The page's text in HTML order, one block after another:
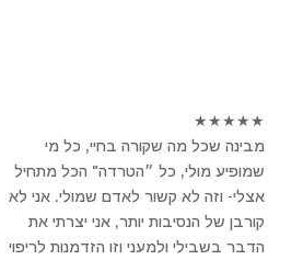
★
★
★
★
★
מבינה שכל מה שקורה בחיי, כל מי
שמופיע מולי, כל ״הטרדה" הכל מתחיל
אצלי- וזה לא קשור לאדם שמולי. אני לא
קורבן של הנסיבות יותר, אני יצרתי את
הדבר בשבילי ולמעני וזו הזדמנות לריפוי